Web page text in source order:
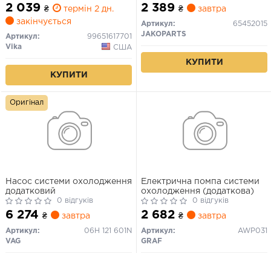
3.2i/3.6i (99651617701) VIKA
2 039 ₴
термін 2 дн.
закінчується
Артикул:
99651617701
Vika
США
КУПИТИ
2 389 ₴ завтра
Артикул:
65452015
JAKOPARTS
КУПИТИ
Насос системи охолодження
додатковий
0 відгуків
6 274 ₴ завтра
Артикул:
06H 121 601N
VAG
Оригінал
Електрична помпа системи
охолодження (додаткова)
0 відгуків
2 682 ₴ завтра
Артикул:
AWP031
GRAF